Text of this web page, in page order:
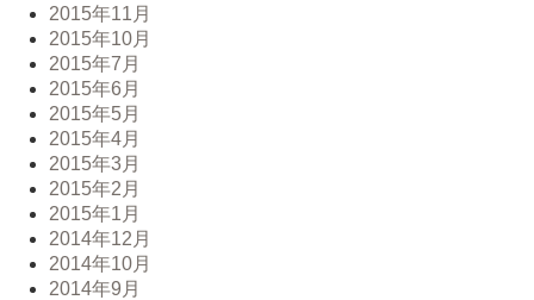
2015年11月
2015年10月
2015年7月
2015年6月
2015年5月
2015年4月
2015年3月
2015年2月
2015年1月
2014年12月
2014年10月
2014年9月